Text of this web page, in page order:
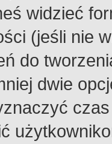
widzieć
(jeśli nie
do
dwie